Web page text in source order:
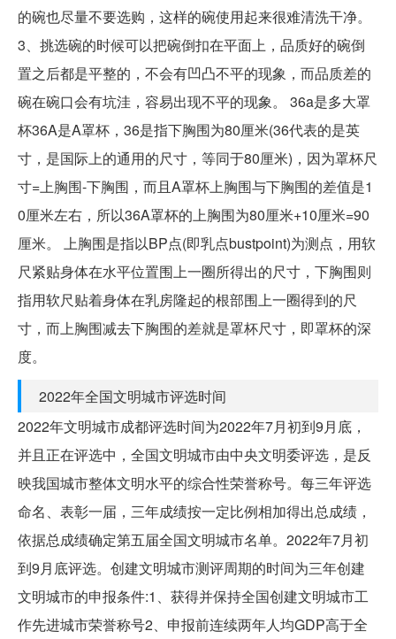
的碗也尽量不要选购，这样的碗使用起来很难清洗干净。
3、挑选碗的时候可以把碗倒扣在平面上，品质好的碗倒
置之后都是平整的，不会有凹凸不平的现象，而品质差的
碗在碗口会有坑洼，容易出现不平的现象。 36a是多大罩
杯36A是A罩杯，36是指下胸围为80厘米(36代表的是英
寸，是国际上的通用的尺寸，等同于80厘米)，因为罩杯尺
寸=上胸围-下胸围，而且A罩杯上胸围与下胸围的差值是1
0厘米左右，所以36A罩杯的上胸围为80厘米+10厘米=90
厘米。 上胸围是指以BP点(即乳点bustpoint)为测点，用软
尺紧贴身体在水平位置围上一圈所得出的尺寸，下胸围则
指用软尺贴着身体在乳房隆起的根部围上一圈得到的尺
寸，而上胸围减去下胸围的差就是罩杯尺寸，即罩杯的深
度。
2022年全国文明城市评选时间
2022年文明城市成都评选时间为2022年7月初到9月底，
并且正在评选中，全国文明城市由中央文明委评选，是反
映我国城市整体文明水平的综合性荣誉称号。每三年评选
命名、表彰一届，三年成绩按一定比例相加得出总成绩，
依据总成绩确定第五届全国文明城市名单。2022年7月初
到9月底评选。创建文明城市测评周期的时间为三年创建
文明城市的申报条件:1、获得并保持全国创建文明城市工
作先进城市荣誉称号2、申报前连续两年人均GDP高于全